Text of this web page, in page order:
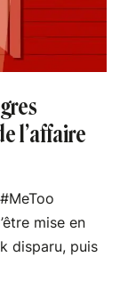
l’affaire
mise en
disparu, puis